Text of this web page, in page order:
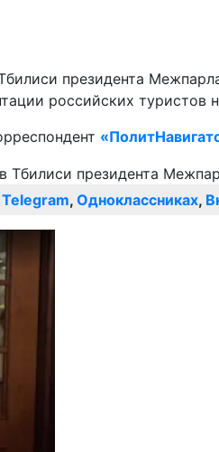
президента
российских туристов
Telegram, Одноклассниках,